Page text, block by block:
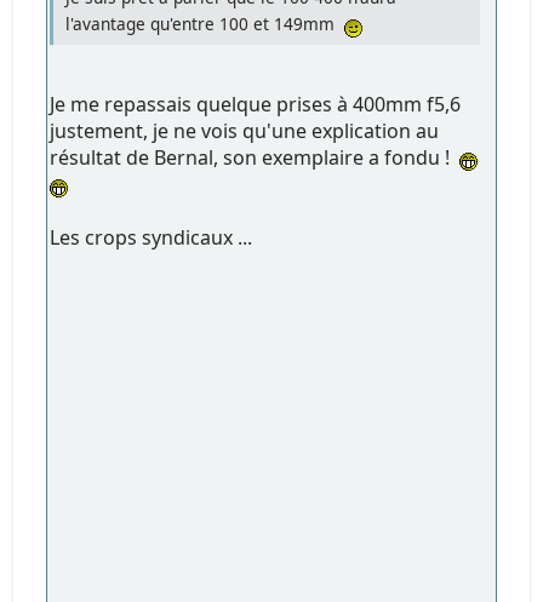
l'avantage qu'entre 100 et 149mm
Je me repassais quelque prises à 400mm f5,6
justement, je ne vois qu'une explication au
résultat de Bernal, son exemplaire a fondu !
Les crops syndicaux ...